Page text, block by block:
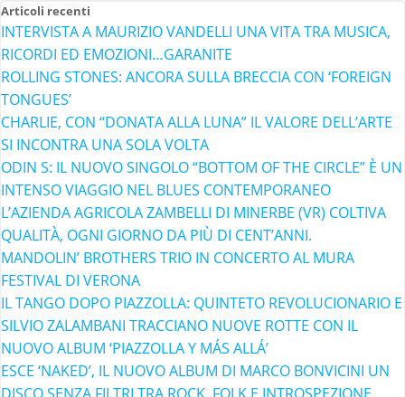
Articoli recenti
INTERVISTA A MAURIZIO VANDELLI UNA VITA TRA MUSICA,
RICORDI ED EMOZIONI…GARANITE
ROLLING STONES: ANCORA SULLA BRECCIA CON ‘FOREIGN
TONGUES’
CHARLIE, CON “DONATA ALLA LUNA” IL VALORE DELL’ARTE
SI INCONTRA UNA SOLA VOLTA
ODIN S: IL NUOVO SINGOLO “BOTTOM OF THE CIRCLE” È UN
INTENSO VIAGGIO NEL BLUES CONTEMPORANEO
L’AZIENDA AGRICOLA ZAMBELLI DI MINERBE (VR) COLTIVA
QUALITÀ, OGNI GIORNO DA PIÙ DI CENT’ANNI.
MANDOLIN’ BROTHERS TRIO IN CONCERTO AL MURA
FESTIVAL DI VERONA
IL TANGO DOPO PIAZZOLLA: QUINTETO REVOLUCIONARIO E
SILVIO ZALAMBANI TRACCIANO NUOVE ROTTE CON IL
NUOVO ALBUM ‘PIAZZOLLA Y MÁS ALLÁ’
ESCE ‘NAKED’, IL NUOVO ALBUM DI MARCO BONVICINI UN